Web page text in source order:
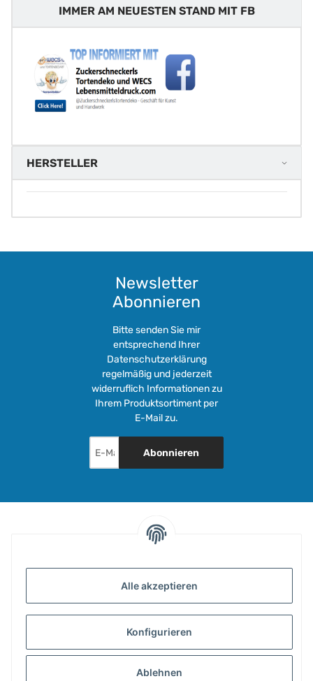
Alle akzeptieren
Konfigurieren
Ablehnen
IMMER AM NEUESTEN STAND MIT FB
HERSTELLER
Newsletter
Abonnieren
Bitte senden Sie mir
entsprechend Ihrer
Datenschutzerklärung
regelmäßig und jederzeit
widerruflich Informationen zu
Ihrem Produktsortiment per
E-Mail zu.
Abonnieren
GESETZLICHE INFORMATIONEN
ZAHLUNG & VERSAND